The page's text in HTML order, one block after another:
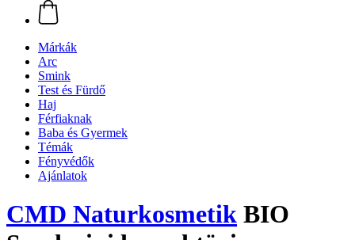
Márkák
Arc
Smink
Test és Fürdő
Haj
Férfiaknak
Baba és Gyermek
Témák
Fényvédők
Ajánlatok
CMD Naturkosmetik BIO